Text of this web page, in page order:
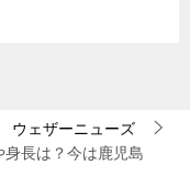
ウェザーニューズ
長は？今は鹿児島